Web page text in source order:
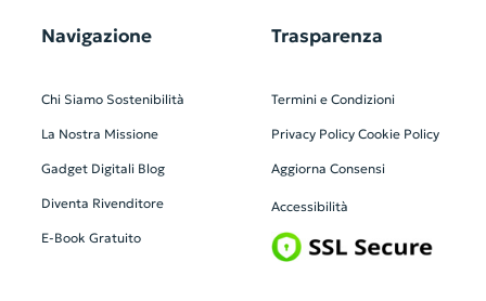
Navigazione
Chi Siamo Sostenibilità
La Nostra Missione
Gadget Digitali Blog
Diventa Rivenditore
E-Book Gratuito
Trasparenza
Termini e Condizioni
Privacy Policy Cookie Policy
Aggiorna Consensi
Accessibilità